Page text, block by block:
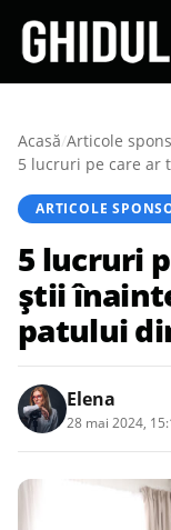
Acasă/Articole
ARTICOLE
5 lucruri
știi
patului
Elena
28 mai 2024,